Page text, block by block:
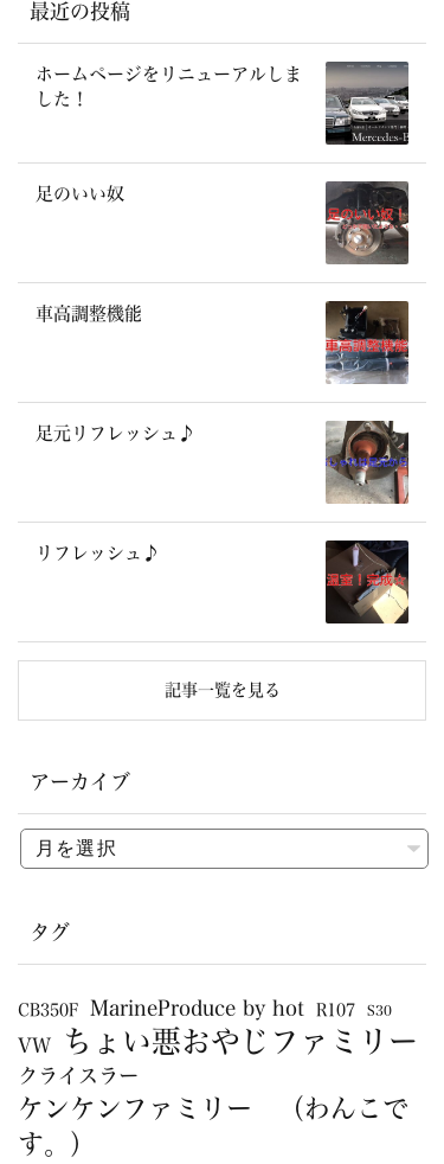
最近の投稿
ホームページをリニューアルしま
した！
足のいい奴
車高調整機能
足元リフレッシュ♪
リフレッシュ♪
記事一覧を見る
アーカイブ
タグ
CB350F MarineProduce by hot R107 S30
VW ちょい悪おやじファミリー
クライスラー
ケンケンファミリー （わんこで
す。）